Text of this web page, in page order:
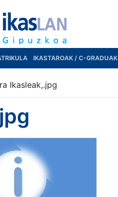
IKASTAROAK / C-GRADUAK
Ikasleak,.jpg